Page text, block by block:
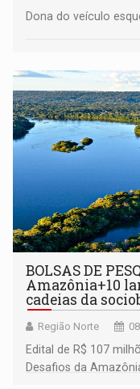
Dona do veículo
BOLSAS DE
Amazônia+10
cadeias da
Região Norte
Edital de R$ 107
Desafios da